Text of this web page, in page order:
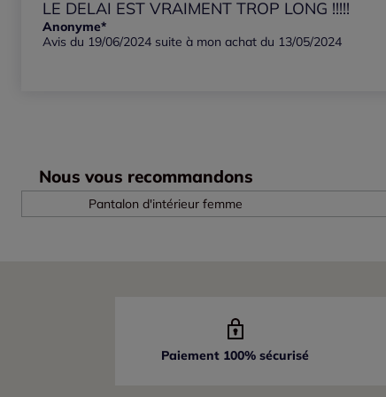
Notes les plus élevées
LE DELAI EST VRAIMENT TROP LONG !!!!!
Anonyme*
Avis du 19/06/2024 suite à mon achat du 13/05/2024
Nous vous recommandons
Pantalon d'intérieur femme
Paiement 100% sécurisé